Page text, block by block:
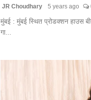
JR Choudhary 5 years ago
मुंबई : मुंबई स्थित प्रोडक्शन हाउस
गा...